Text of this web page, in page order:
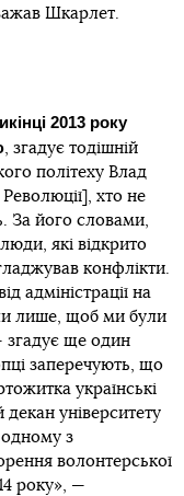
Шкарлет.
2013 року
, згадує тодішній
політеху Влад
хто не
За його словами,
які відкрито
конфлікти.
адміністрації на
лише, щоб ми були
згадує ще один
заперечують, що
українські
декан університету
з
волонтерської
року», —